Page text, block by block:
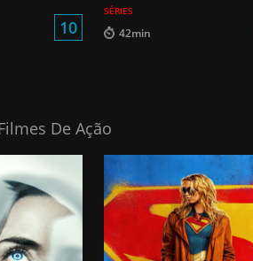
10
SÉRIES
42min
De Ação